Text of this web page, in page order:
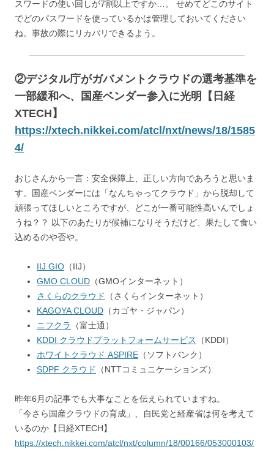
スワードの使い回しが7割以上ですか…。 せめてどこのサイト
でどのパスワードを使っているかは管理しておいてください
ね。事故の際にリカバリできるよう。
②デジタル庁がガバメントクラウドの選考基準を
一部緩和へ、国産ベンダー参入に光明【日経
XTECH】
https://xtech.nikkei.com/atcl/nxt/news/18/1585
4/
おじさんから一言：安全保障上、正しい方向であろうと思いま
す。国産ベンダーには「なんちゃってクラウド」から脱却して
頑張ってほしいところですが、どこが一番可能性高いんでしょ
うね？？ 以下のあたりが候補になりそうだけど、果たして食い
込めるのや否や。
IIJ GIO （IIJ）
GMO CLOUD （GMOインターネット）
さくらのクラウド
（さくらインターネット）
KAGOYA CLOUD （カゴヤ・ジャパン）
ニフクラ
（富士通）
KDDI クラウドプラットフォームサービス
（KDDI）
ホワイトクラウド ASPIRE （ソフトバンク）
SDPF クラウド
（NTTコミュニケーションズ）
昨年6月の記事でも大事なことを伝えられていますね。
「今さら国産クラウドの育成」、自民党と経産省は何を考えて
いるのか【日経XTECH】
https://xtech.nikkei.com/atcl/nxt/column/18/00166/053000103/